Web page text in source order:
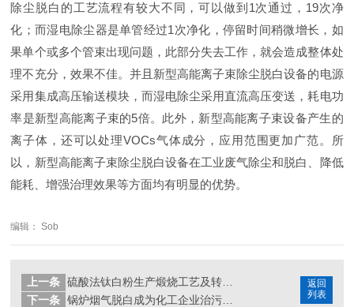
除尘脱白的工艺流程有较大不同，可以做到1次通过，19次净
化；而湿电除尘器是单管经过1次净化，停留时间稍微增长，如
果单个或多个管束出现问题，此部分失去工作，就会造成整体处
理不充分，效果不佳。并且新型高能离子束除尘脱白设备的电源
采用集成高压输送模块，而湿电除尘采用直流高压变送，耗电功
率是新型高能离子束的5倍。此外，新型高能离子束设备产生的
离子体，还可以处理VOCs气体成分，应用范围更加广范。所
以，新型高能离子束除尘脱白设备在工业废气除尘和脱白、降低
能耗、增强治理效果等方面均有明显的优势。
编辑： Sob
返回
列表
上一条
硫酸法钛白粉生产煅烧工艺及转窑尾气处理常见问题分析
下一条